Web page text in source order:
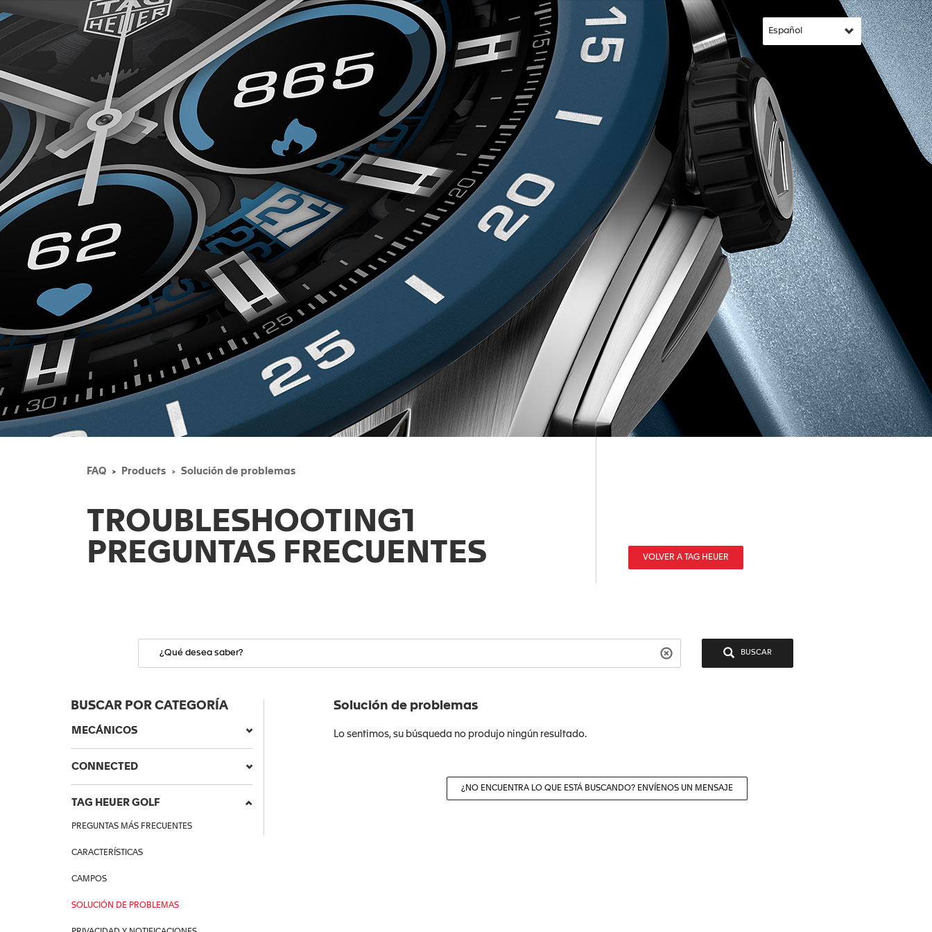
FAQ Products Solución de problemas
TROUBLESHOOTING1
PREGUNTAS FRECUENTES
VOLVER A TAG HEUER
BUSCAR
BUSCAR POR CATEGORÍA
MECÁNICOS
CONNECTED
TAG HEUER GOLF
PREGUNTAS MÁS FRECUENTES
CARACTERÍSTICAS
CAMPOS
SOLUCIÓN DE PROBLEMAS
Solución de problemas
Lo sentimos, su búsqueda no produjo ningún resultado.
¿NO ENCUENTRA LO QUE ESTÁ BUSCANDO? ENVÍENOS UN MENSAJE